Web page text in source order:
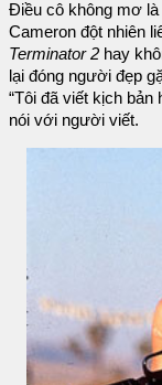
Điều cô không mơ là
Cameron đột nhiên
Terminator 2 hay
lại đóng người đẹp
“Tôi đã viết kịch bản
nói với người viết.